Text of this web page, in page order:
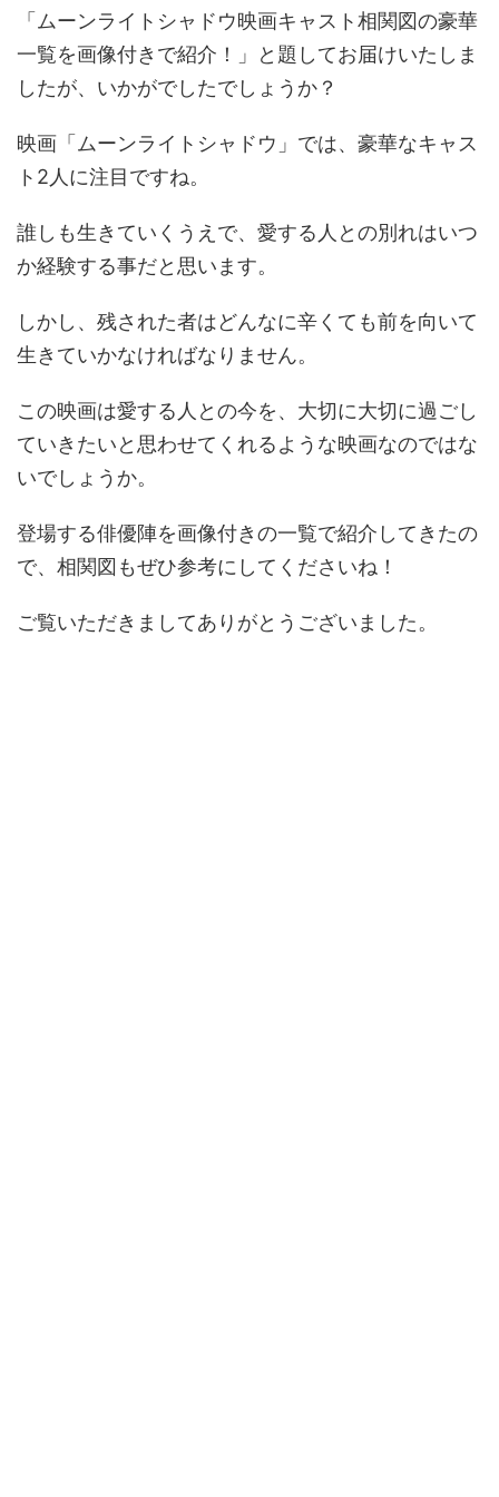
「ムーンライトシャドウ映画キャスト相関図の豪華
一覧を画像付きで紹介！」と題してお届けいたしま
したが、いかがでしたでしょうか？
映画「ムーンライトシャドウ」では、豪華なキャス
ト2人に注目ですね。
誰しも生きていくうえで、愛する人との別れはいつ
か経験する事だと思います。
しかし、残された者はどんなに辛くても前を向いて
生きていかなければなりません。
この映画は愛する人との今を、大切に大切に過ごし
ていきたいと思わせてくれるような映画なのではな
いでしょうか。
登場する俳優陣を画像付きの一覧で紹介してきたの
で、相関図もぜひ参考にしてくださいね！
ご覧いただきましてありがとうございました。